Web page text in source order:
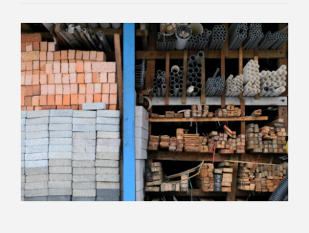
Zeige
grösseres
Bild